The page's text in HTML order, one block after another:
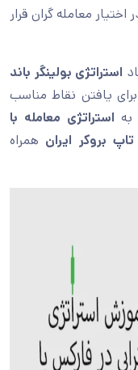
معامله گران قرار
استراتژی بولینگر باند
برای یافتن نقاط مناسب
به استراتژی معامله با
تاپ بروکر ایران همراه